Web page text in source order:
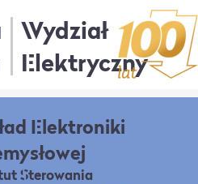
Wydział
Elektryczny
Elektroniki
Sterowania